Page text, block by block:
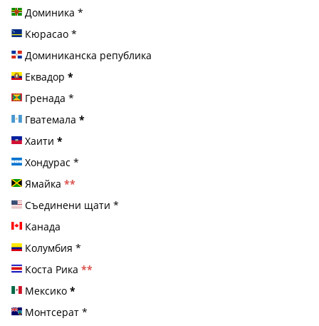
Доминика *
Кюрасао *
Доминиканска република
Еквадор *
Гренада *
Гватемала *
Хаити *
Хондурас *
Ямайка **
Съединени щати *
Канада
Колумбия *
Коста Рика **
Мексико *
Монтсерат *